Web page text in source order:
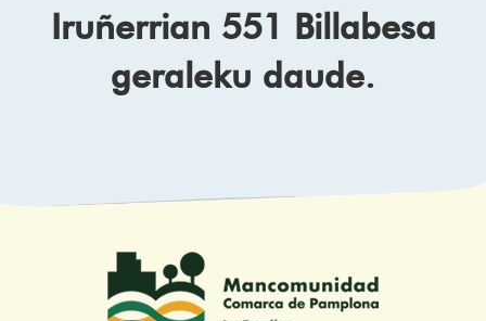
Iruñerrian 551 Billabesa
geraleku daude.